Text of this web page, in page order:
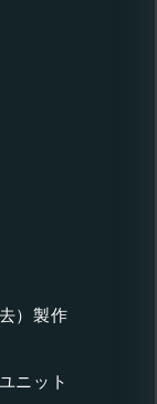
）製作
ニット